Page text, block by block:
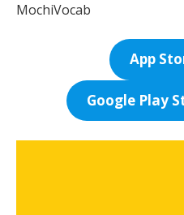
MochiVocab
App
Google Play